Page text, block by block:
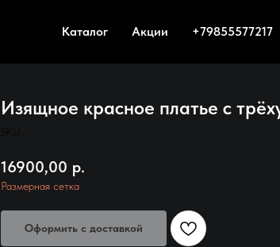
Каталог Акции +79855577217
Изящное красное платье с
SKU:
16900,00 р.
Размерная сетка
Оформить с доставкой